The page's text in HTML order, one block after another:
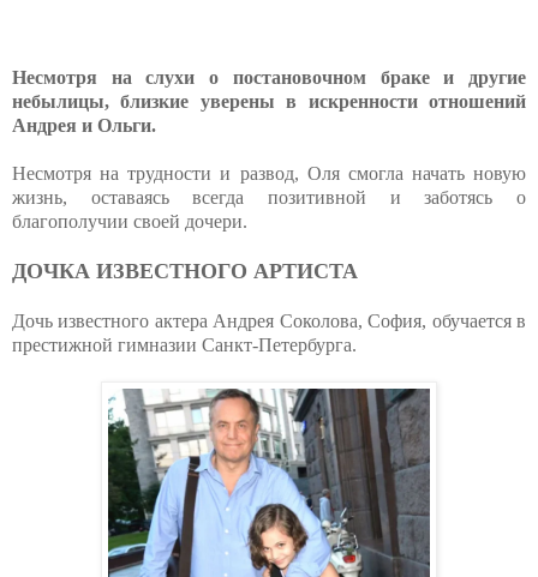
Несмотря на слухи о постановочном браке и другие
небылицы, близкие уверены в искренности отношений
Андрея и Ольги.
Несмотря на трудности и развод, Оля смогла начать новую
жизнь, оставаясь всегда позитивной и заботясь о
благополучии своей дочери.
ДОЧКА ИЗВЕСТНОГО АРТИСТА
Дочь известного актера Андрея Соколова, София, обучается в
престижной гимназии Санкт-Петербурга.